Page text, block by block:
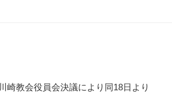
崎教会役員会決議により同18日より